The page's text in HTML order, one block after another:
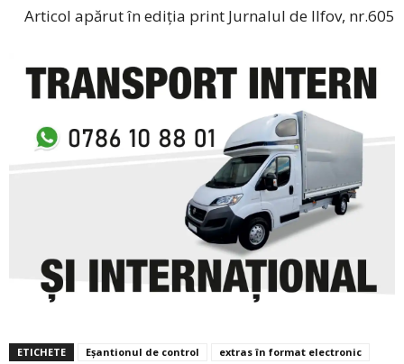
Articol apărut în ediția print Jurnalul de Ilfov, nr.605
ETICHETE Eșantionul de control
extras în format electronic